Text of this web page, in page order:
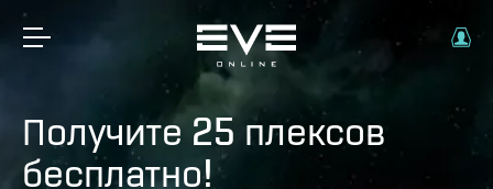
Получите 25 плексов
бесплатно!